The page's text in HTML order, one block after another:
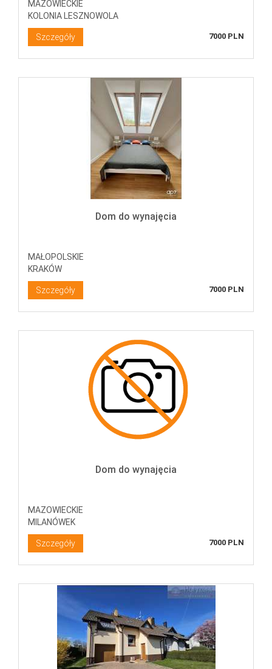
MAZOWIECKIE
KOLONIA LESZNOWOLA
Szczegóły 7000 PLN
Dom do wynajęcia
MAŁOPOLSKIE
KRAKÓW
Szczegóły 7000 PLN
Dom do wynajęcia
MAZOWIECKIE
MILANÓWEK
Szczegóły 7000 PLN